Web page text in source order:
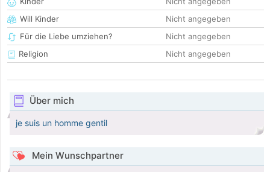
Will Kinder
Nicht angegeben
Für die Liebe umziehen?
Nicht angegeben
Religion
Nicht angegeben
Über mich
je suis un homme gentil
Mein Wunschpartner